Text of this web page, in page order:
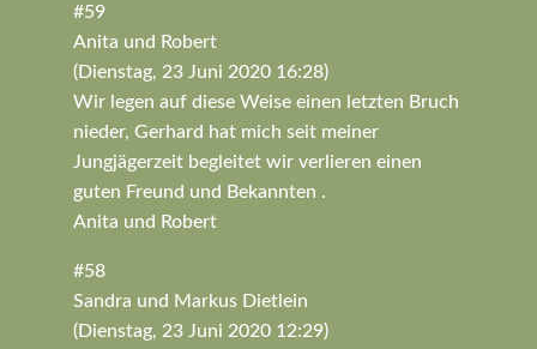
#59
Anita und Robert
(Dienstag, 23 Juni 2020 16:28)
Wir legen auf diese Weise einen letzten Bruch
nieder, Gerhard hat mich seit meiner
Jungjägerzeit begleitet wir verlieren einen
guten Freund und Bekannten .
Anita und Robert
#58
Sandra und Markus Dietlein
(Dienstag, 23 Juni 2020 12:29)